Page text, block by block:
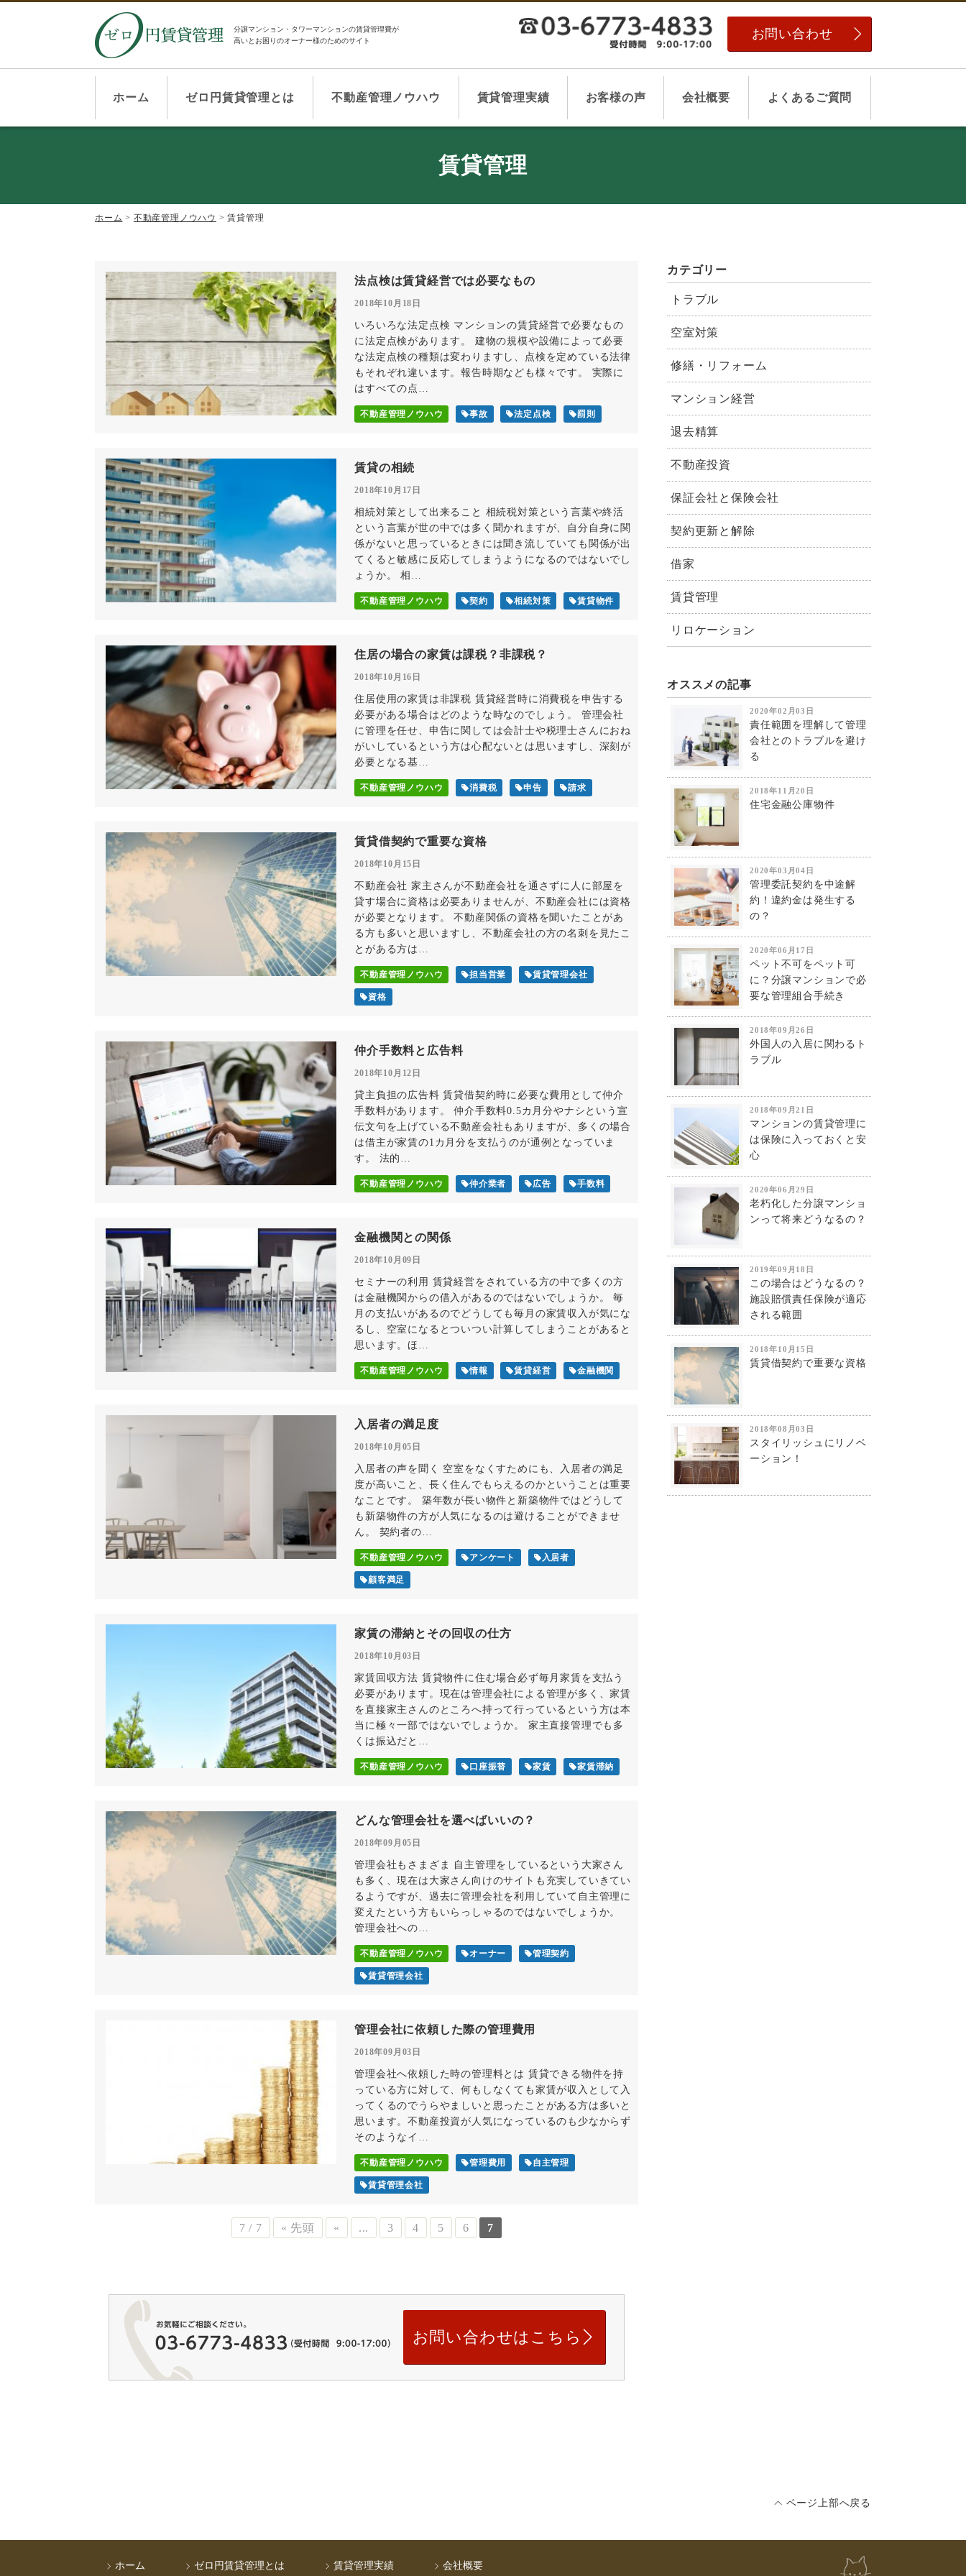
分譲マンション・タワーマンションの賃貸管理費が
高いとお困りのオーナー様のためのサイト
お問い合わせ
ホーム ゼロ円賃貸管理とは 不動産管理ノウハウ 賃貸管理実績 お客様の声 会社概要 よくあるご質問
賃貸管理
ホーム > 不動産管理ノウハウ >賃貸管理
法点検は賃貸経営では必要なもの
2018年10月18日
いろいろな法定点検 マンションの賃貸経営で必要なもの
に法定点検があります。 建物の規模や設備によって必要
な法定点検の種類は変わりますし、点検を定めている法律
もそれぞれ違います。報告時期なども様々です。 実際に
はすべての点…
不動産管理ノウハウ 事故 法定点検 罰則
賃貸の相続
2018年10月17日
相続対策として出来ること 相続税対策という言葉や終活
という言葉が世の中では多く聞かれますが、自分自身に関
係がないと思っているときには聞き流していても関係が出
てくると敏感に反応してしまうようになるのではないでし
ょうか。 相…
不動産管理ノウハウ 契約 相続対策 賃貸物件
住居の場合の家賃は課税？非課税？
2018年10月16日
住居使用の家賃は非課税 賃貸経営時に消費税を申告する
必要がある場合はどのような時なのでしょう。 管理会社
に管理を任せ、申告に関しては会計士や税理士さんにおね
がいしているという方は心配ないとは思いますし、深刻が
必要となる基…
不動産管理ノウハウ 消費税 申告 請求
賃貸借契約で重要な資格
2018年10月15日
不動産会社 家主さんが不動産会社を通さずに人に部屋を
貸す場合に資格は必要ありませんが、不動産会社には資格
が必要となります。 不動産関係の資格を聞いたことがあ
る方も多いと思いますし、不動産会社の方の名刺を見たこ
とがある方は…
不動産管理ノウハウ 担当営業 賃貸管理会社
資格
仲介手数料と広告料
2018年10月12日
貸主負担の広告料 賃貸借契約時に必要な費用として仲介
手数料があります。 仲介手数料0.5カ月分やナシという宣
伝文句を上げている不動産会社もありますが、多くの場合
は借主が家賃の1カ月分を支払うのが通例となっていま
す。 法的…
不動産管理ノウハウ 仲介業者 広告 手数料
金融機関との関係
2018年10月09日
セミナーの利用 賃貸経営をされている方の中で多くの方
は金融機関からの借入があるのではないでしょうか。 毎
月の支払いがあるのでどうしても毎月の家賃収入が気にな
るし、空室になるとついつい計算してしまうことがあると
思います。ほ…
不動産管理ノウハウ 情報 賃貸経営 金融機関
入居者の満足度
2018年10月05日
入居者の声を聞く 空室をなくすためにも、入居者の満足
度が高いこと、長く住んでもらえるのかということは重要
なことです。 築年数が長い物件と新築物件ではどうして
も新築物件の方が人気になるのは避けることができませ
ん。 契約者の…
不動産管理ノウハウ アンケート 入居者
顧客満足
家賃の滞納とその回収の仕方
2018年10月03日
家賃回収方法 賃貸物件に住む場合必ず毎月家賃を支払う
必要があります。現在は管理会社による管理が多く、家賃
を直接家主さんのところへ持って行っているという方は本
当に極々一部ではないでしょうか。 家主直接管理でも多
くは振込だと…
不動産管理ノウハウ 口座振替 家賃 家賃滞納
どんな管理会社を選べばいいの？
2018年09月05日
管理会社もさまざま 自主管理をしているという大家さん
も多く、現在は大家さん向けのサイトも充実していきてい
るようですが、過去に管理会社を利用していて自主管理に
変えたという方もいらっしゃるのではないでしょうか。
管理会社への…
不動産管理ノウハウ オーナー 管理契約
賃貸管理会社
管理会社に依頼した際の管理費用
2018年09月03日
管理会社へ依頼した時の管理料とは 賃貸できる物件を持
っている方に対して、何もしなくても家賃が収入として入
ってくるのでうらやましいと思ったことがある方は多いと
思います。不動産投資が人気になっているのも少なからず
そのようなイ…
不動産管理ノウハウ 管理費用 自主管理
賃貸管理会社
7 / 7 « 先頭 « ... 3 4 5 6 7
お問い合わせはこちら
カテゴリー
トラブル
空室対策
修繕・リフォーム
マンション経営
退去精算
不動産投資
保証会社と保険会社
契約更新と解除
借家
賃貸管理
リロケーション
オススメの記事
2020年02月03日
責任範囲を理解して管理
会社とのトラブルを避け
る
2018年11月20日
住宅金融公庫物件
2020年03月04日
管理委託契約を中途解
約！違約金は発生する
の？
2020年06月17日
ペット不可をペット可
に？分譲マンションで必
要な管理組合手続き
2018年09月26日
外国人の入居に関わるト
ラブル
2018年09月21日
マンションの賃貸管理に
は保険に入っておくと安
心
2020年06月29日
老朽化した分譲マンショ
ンって将来どうなるの？
2019年09月18日
この場合はどうなるの？
施設賠償責任保険が適応
される範囲
2018年10月15日
賃貸借契約で重要な資格
2018年08月03日
スタイリッシュにリノベ
ーション！
ページ上部へ戻る
ホーム ゼロ円賃貸管理とは 賃貸管理実績 会社概要